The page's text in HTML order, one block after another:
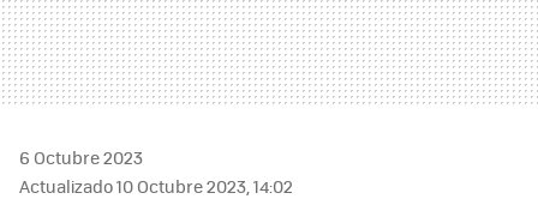
6 Octubre 2023
Actualizado 10 Octubre 2023, 14:02